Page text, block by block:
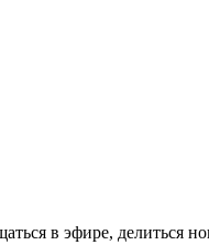
в эфире, делиться